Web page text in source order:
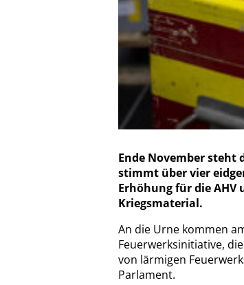
Ende November steht
stimmt über vier
Erhöhung für die
Kriegsmaterial.
An die Urne kommen
Feuerwerksinitiative,
von lärmigen
Parlament.